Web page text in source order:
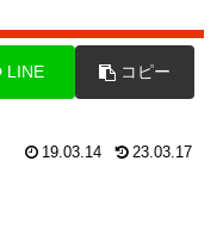
LINE コピー
19.03.14 23.03.17